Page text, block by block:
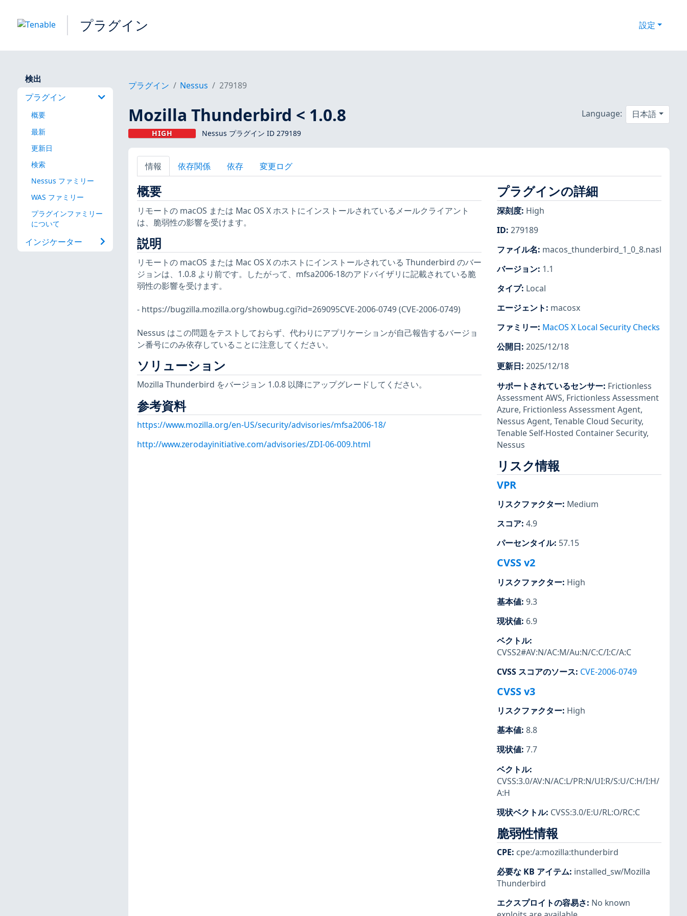
プラグイン 設定
検出
プラグイン
概要
最新
更新日
検索
Nessus ファミリー
WAS ファミリー
プラグインファミリー
について
インジケーター
プラグイン Nessus 279189
Mozilla Thunderbird < 1.0.8
HIGH Nessus プラグイン ID 279189
Language: 日本語
情報 依存関係 依存 変更ログ
概要
リモートの macOS または Mac OS X ホストにインストールされているメールクライアント
は、脆弱性の影響を受けます。
説明
リモートの macOS または Mac OS X のホストにインストールされている Thunderbird のバー
ジョンは、1.0.8 より前です。したがって、mfsa2006-18のアドバイザリに記載されている脆
弱性の影響を受けます。
- https://bugzilla.mozilla.org/showbug.cgi?id=269095CVE-2006-0749 (CVE-2006-0749)
Nessus はこの問題をテストしておらず、代わりにアプリケーションが自己報告するバージョ
ン番号にのみ依存していることに注意してください。
ソリューション
Mozilla Thunderbird をバージョン 1.0.8 以降にアップグレードしてください。
参考資料
https://www.mozilla.org/en-US/security/advisories/mfsa2006-18/
http://www.zerodayinitiative.com/advisories/ZDI-06-009.html
プラグインの詳細
深刻度: High
ID: 279189
ファイル名: macos_thunderbird_1_0_8.nasl
バージョン: 1.1
タイプ: Local
エージェント: macosx
ファミリー: MacOS X Local Security Checks
公開日: 2025/12/18
更新日: 2025/12/18
サポートされているセンサー: Frictionless
Assessment AWS, Frictionless Assessment
Azure, Frictionless Assessment Agent,
Nessus Agent, Tenable Cloud Security,
Tenable Self-Hosted Container Security,
Nessus
リスク情報
VPR
リスクファクター: Medium
スコア: 4.9
パーセンタイル: 57.15
CVSS v2
リスクファクター: High
基本値: 9.3
現状値: 6.9
ベクトル:
CVSS2#AV:N/AC:M/Au:N/C:C/I:C/A:C
CVSS スコアのソース: CVE-2006-0749
CVSS v3
リスクファクター: High
基本値: 8.8
現状値: 7.7
ベクトル:
CVSS:3.0/AV:N/AC:L/PR:N/UI:R/S:U/C:H/I:H/
A:H
現状ベクトル: CVSS:3.0/E:U/RL:O/RC:C
脆弱性情報
CPE: cpe:/a:mozilla:thunderbird
必要な KB アイテム: installed_sw/Mozilla
Thunderbird
エクスプロイトの容易さ: No known